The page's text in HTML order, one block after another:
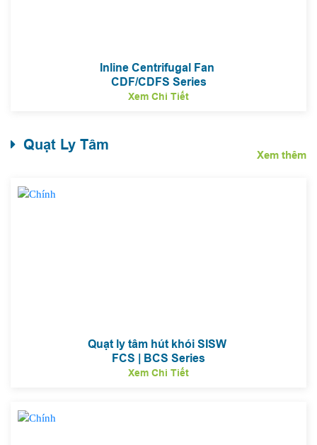
Inline Centrifugal Fan
CDF/CDFS Series
Xem Chi Tiết
Quạt Ly Tâm
Xem thêm
Quạt ly tâm hút khói SISW
FCS | BCS Series
Xem Chi Tiết